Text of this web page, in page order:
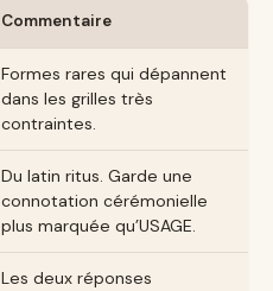
Commentaire
Formes rares qui dépannent
dans les grilles très
contraintes.
Du latin ritus. Garde une
connotation cérémonielle
plus marquée qu’USAGE.
Les deux réponses